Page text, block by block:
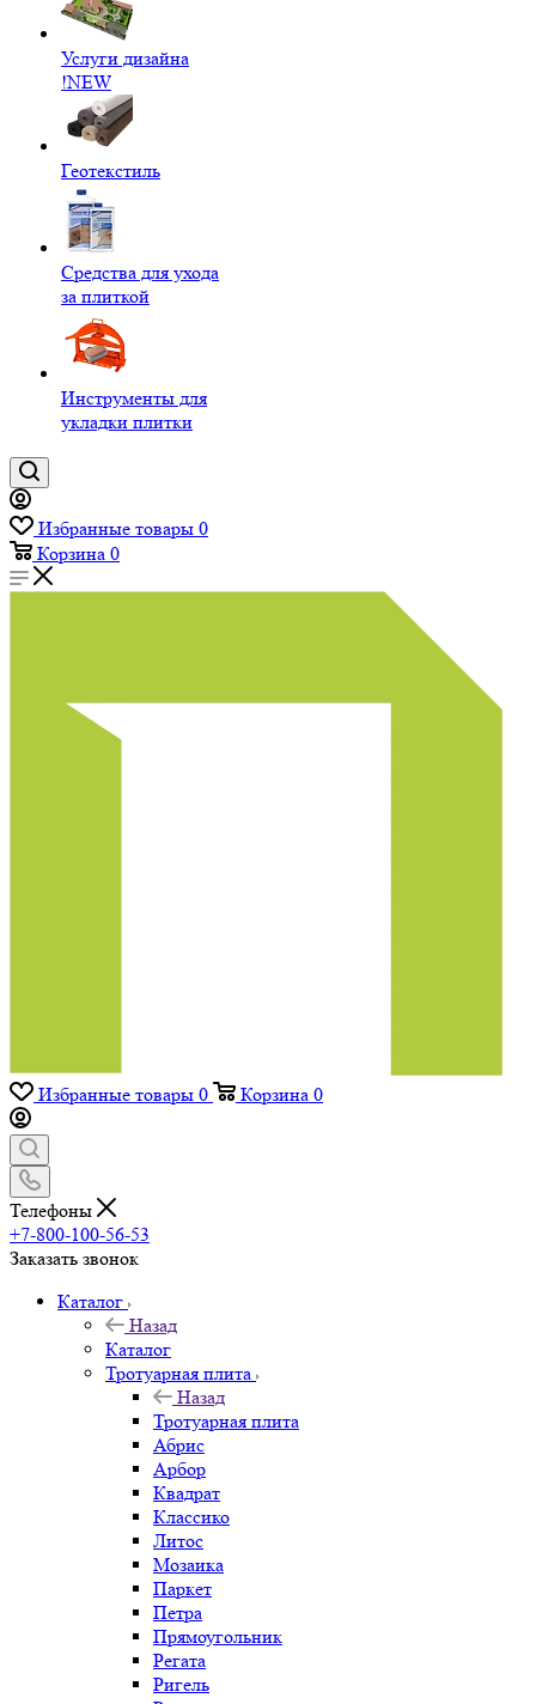
Услуги дизайна
!NEW
Геотекстиль
Средства для ухода
за плиткой
Инструменты для
укладки плитки
Избранные товары 0
Корзина 0
Избранные товары 0 Корзина 0
Телефоны
+7-800-100-56-53
Заказать звонок
Каталог
Назад
Каталог
Тротуарная плита
Назад
Тротуарная плита
Абрис
Арбор
Квадрат
Классико
Литос
Мозаика
Паркет
Петра
Прямоугольник
Регата
Ригель